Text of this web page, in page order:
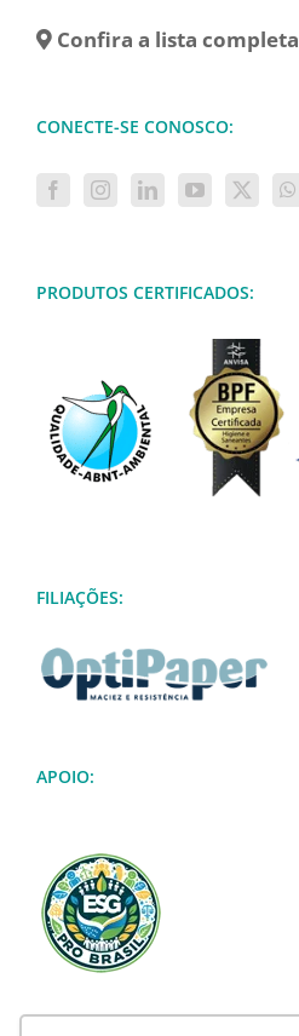
Confira a lista completa
CONECTE-SE CONOSCO:
PRODUTOS CERTIFICADOS:
FILIAÇÕES:
APOIO: